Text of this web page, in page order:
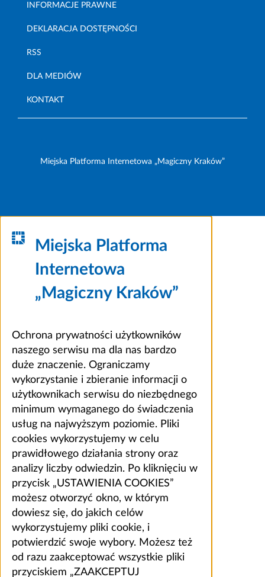
INFORMACJE PRAWNE
DEKLARACJA DOSTĘPNOŚCI
RSS
DLA MEDIÓW
KONTAKT
Miejska Platforma Internetowa „Magiczny Kraków”
Miejska Platforma
Internetowa
„Magiczny Kraków”
Ochrona prywatności użytkowników
naszego serwisu ma dla nas bardzo
duże znaczenie. Ograniczamy
wykorzystanie i zbieranie informacji o
użytkownikach serwisu do niezbędnego
minimum wymaganego do świadczenia
usług na najwyższym poziomie. Pliki
cookies wykorzystujemy w celu
prawidłowego działania strony oraz
analizy liczby odwiedzin. Po kliknięciu w
przycisk „USTAWIENIA COOKIES”
możesz otworzyć okno, w którym
dowiesz się, do jakich celów
wykorzystujemy pliki cookie, i
potwierdzić swoje wybory. Możesz też
od razu zaakceptować wszystkie pliki
przyciskiem „ZAAKCEPTUJ